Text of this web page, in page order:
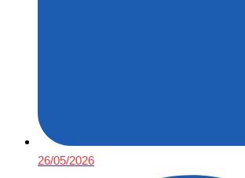
26/05/2026